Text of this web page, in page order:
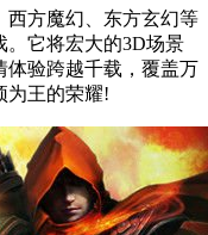
方魔幻、东方玄幻等
。它将宏大的3D场景
体验跨越千载，覆盖万
为王的荣耀!